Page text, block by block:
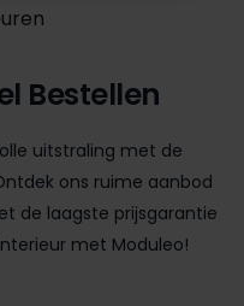
Bestellen
uitstraling met de
ons ruime aanbod
de laagste prijsgarantie
met Moduleo!